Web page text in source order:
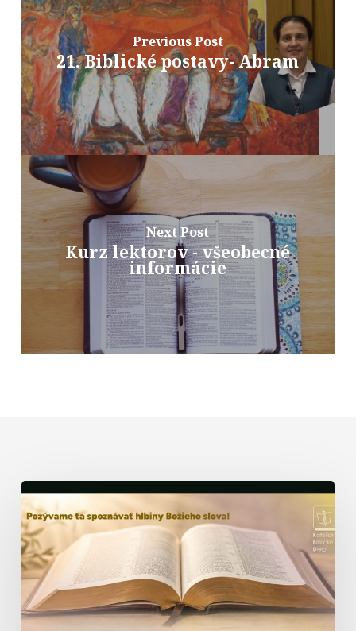
Previous Post
21. Biblické postavy- Abram
Next Post
Kurz lektorov - všeobecné
informácie
Biblická
formácia
–
prednáška